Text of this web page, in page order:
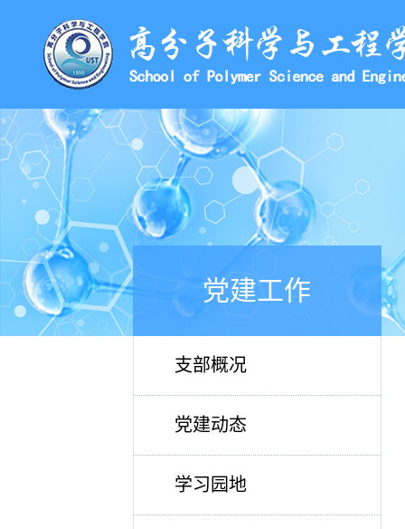
党建工作
支部概况
党建动态
学习园地